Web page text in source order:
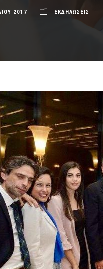
2017 ΕΚΔΗΛΩΣΕΙΣ